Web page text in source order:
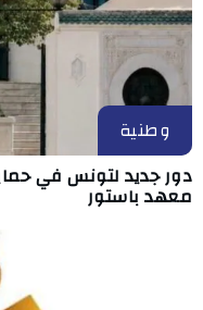
وطنية
دور جديد لتونس في
معهد باستور